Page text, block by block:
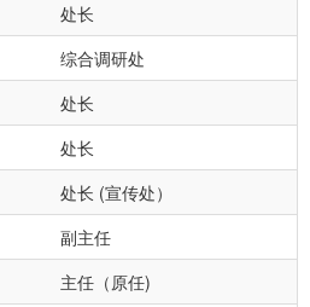
处长
综合调研处
处长
处长
处长 (宣传处）
副主任
主任（原任)